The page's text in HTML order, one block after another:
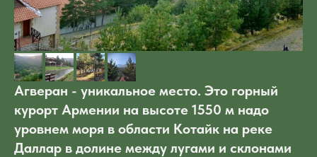
Агверан - уникальное место. Это горный
курорт Армении на высоте 1550 м надо
уровнем моря в области Котайк на реке
Даллар в долине между лугами и склонами